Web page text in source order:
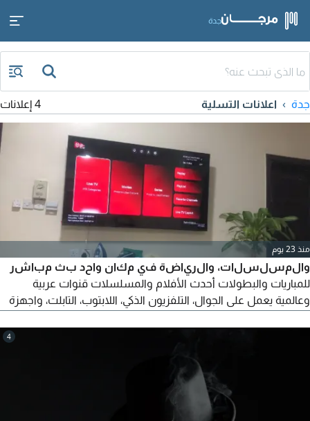
جدة
جدة اعلانات التسلية 4 إعلانات
منذ 23 يوم
والمسلسلات، والرياضة في مكان واحد بث مباشر
للمباريات والبطولات أحدث الأفلام والمسلسلات قنوات عربية
وعالمية يعمل على الجوال، التلفزيون الذكي، اللابتوب، التابلت، واجهزة
4